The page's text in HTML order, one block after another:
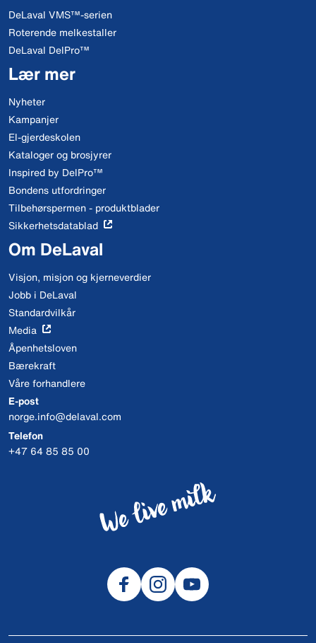
DeLaval VMS™-serien
Roterende melkestaller
DeLaval DelPro™
Lær mer
Nyheter
Kampanjer
El-gjerdeskolen
Kataloger og brosjyrer
Inspired by DelPro™
Bondens utfordringer
Tilbehørspermen - produktblader
Sikkerhetsdatablad
Om DeLaval
Visjon, misjon og kjerneverdier
Jobb i DeLaval
Standardvilkår
Media
Åpenhetsloven
Bærekraft
Våre forhandlere
E-post
norge.info@delaval.com
Telefon
+47 64 85 85 00